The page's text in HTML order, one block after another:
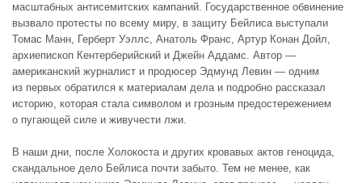
масштабных антисемитских кампаний. Государственное обвинение
вызвало протесты по всему миру, в защиту Бейлиса выступали
Томас Манн, Герберт Уэллс, Анатоль Франс, Артур Конан Дойл,
архиепископ Кентерберийский и Джейн Аддамс. Автор —
американский журналист и продюсер Эдмунд Левин — одним
из первых обратился к материалам дела и подробно рассказал
историю, которая стала символом и грозным предостережением
о пугающей силе и живучести лжи.
В наши дни, после Холокоста и других кровавых актов геноцида,
скандальное дело Бейлиса почти забыто. Тем не менее, как